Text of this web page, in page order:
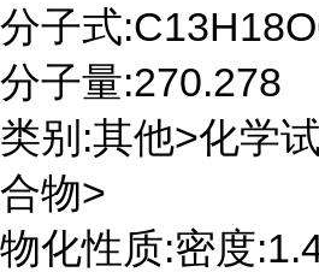
分子式
分子量:270.278
类别:其他>化学
合物>
物化性质:密度